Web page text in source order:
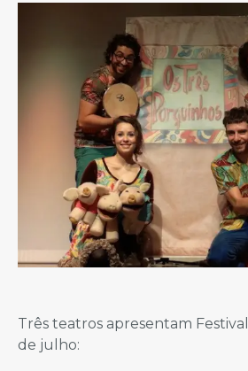
Três teatros apresentam
de julho: